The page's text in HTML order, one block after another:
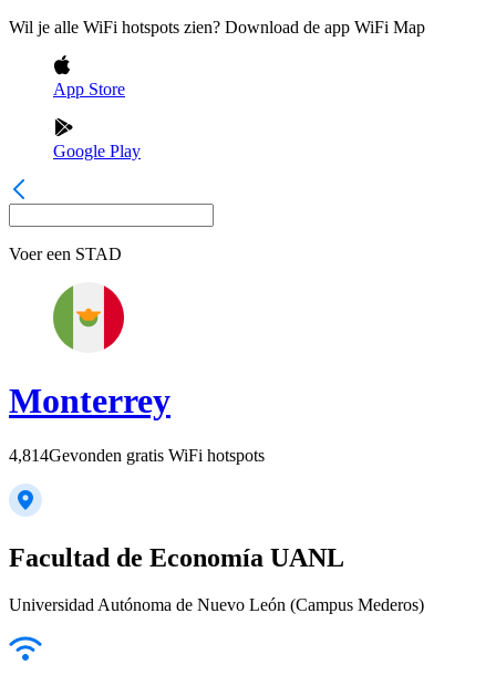
Wil je alle WiFi hotspots zien? Download de app WiFi Map
App Store
Google Play
Voer een STAD
Monterrey
4,814Gevonden gratis WiFi hotspots
Facultad de Economía UANL
Universidad Autónoma de Nuevo León (Campus Mederos)